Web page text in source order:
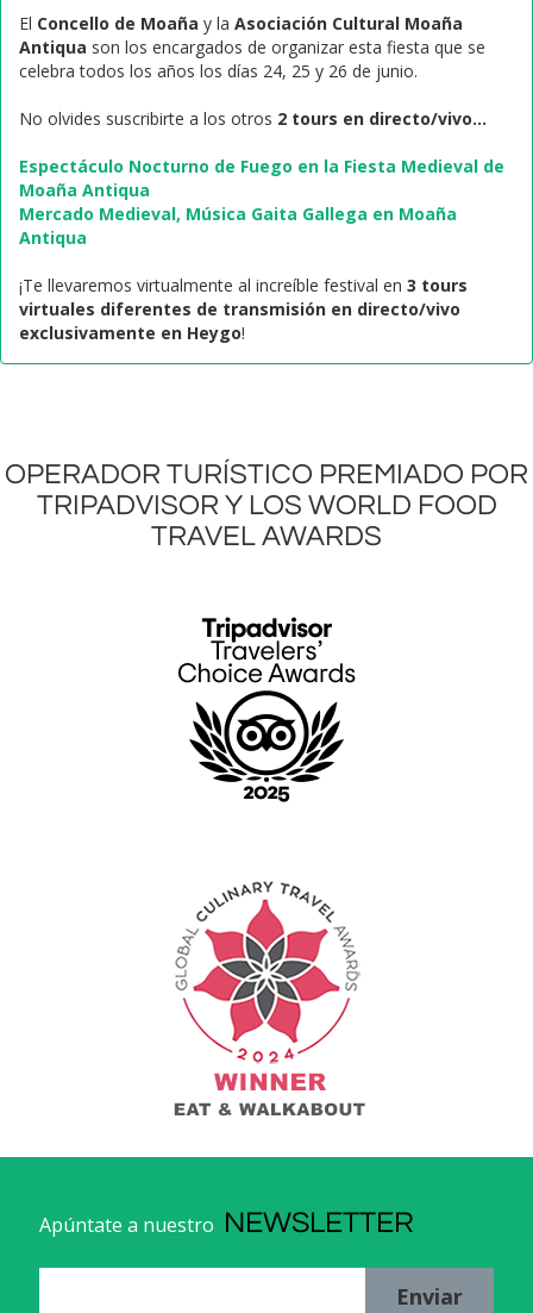
El Concello de Moaña y la Asociación Cultural Moaña
Antiqua son los encargados de organizar esta fiesta que se
celebra todos los años los días 24, 25 y 26 de junio.
No olvides suscribirte a los otros 2 tours en directo/vivo...
Espectáculo Nocturno de Fuego en la Fiesta Medieval de
Moaña Antiqua
Mercado Medieval, Música Gaita Gallega en Moaña
Antiqua
¡Te llevaremos virtualmente al increíble festival en 3 tours
virtuales diferentes de transmisión en directo/vivo
exclusivamente en Heygo!
OPERADOR TURÍSTICO PREMIADO POR
TRIPADVISOR Y LOS WORLD FOOD
TRAVEL AWARDS
Apúntate a nuestro NEWSLETTER
Enviar